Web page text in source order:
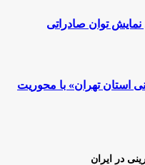
نمایش توان صادراتی
استان تهران» با محوریت
در ایران